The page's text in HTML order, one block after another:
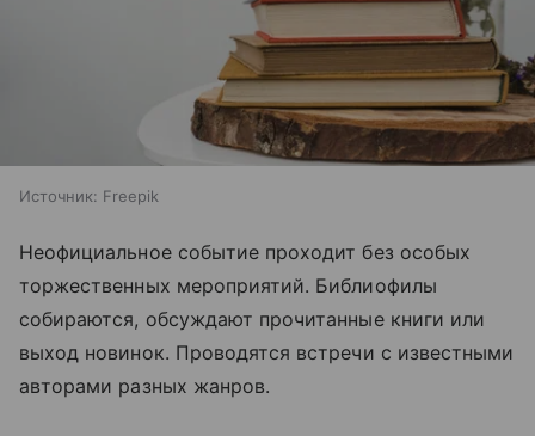
Источник: Freepik
Неофициальное событие проходит без особых
торжественных мероприятий. Библиофилы
собираются, обсуждают прочитанные книги или
выход новинок. Проводятся встречи с известными
авторами разных жанров.